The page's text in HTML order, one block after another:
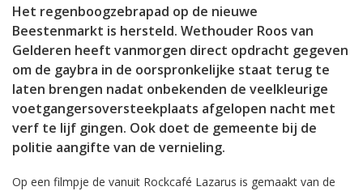
Het regenboogzebrapad op de nieuwe
Beestenmarkt is hersteld. Wethouder Roos van
Gelderen heeft vanmorgen direct opdracht gegeven
om de gaybra in de oorspronkelijke staat terug te
laten brengen nadat onbekenden de veelkleurige
voetgangersoversteekplaats afgelopen nacht met
verf te lijf gingen. Ook doet de gemeente bij de
politie aangifte van de vernieling.
Op een filmpje de vanuit Rockcafé Lazarus is gemaakt van de